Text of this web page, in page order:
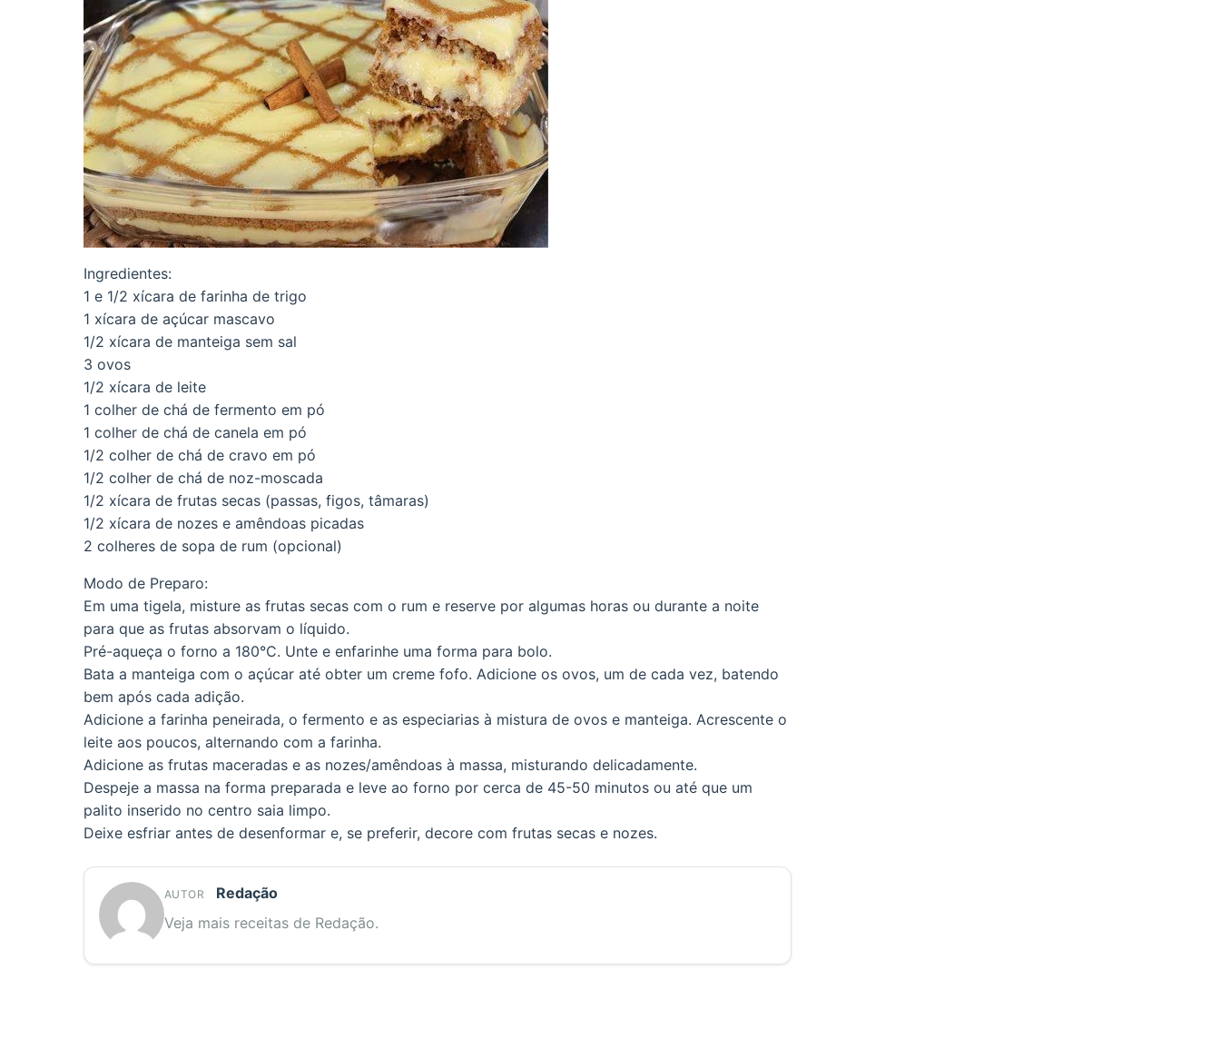
Ingredientes:
1 e 1/2 xícara de farinha de trigo
1 xícara de açúcar mascavo
1/2 xícara de manteiga sem sal
3 ovos
1/2 xícara de leite
1 colher de chá de fermento em pó
1 colher de chá de canela em pó
1/2 colher de chá de cravo em pó
1/2 colher de chá de noz-moscada
1/2 xícara de frutas secas (passas, figos, tâmaras)
1/2 xícara de nozes e amêndoas picadas
2 colheres de sopa de rum (opcional)
Modo de Preparo:
Em uma tigela, misture as frutas secas com o rum e reserve por algumas horas ou durante a noite
para que as frutas absorvam o líquido.
Pré-aqueça o forno a 180°C. Unte e enfarinhe uma forma para bolo.
Bata a manteiga com o açúcar até obter um creme fofo. Adicione os ovos, um de cada vez, batendo
bem após cada adição.
Adicione a farinha peneirada, o fermento e as especiarias à mistura de ovos e manteiga. Acrescente o
leite aos poucos, alternando com a farinha.
Adicione as frutas maceradas e as nozes/amêndoas à massa, misturando delicadamente.
Despeje a massa na forma preparada e leve ao forno por cerca de 45-50 minutos ou até que um
palito inserido no centro saia limpo.
Deixe esfriar antes de desenformar e, se preferir, decore com frutas secas e nozes.
AUTOR
Redação
Veja mais receitas de Redação.